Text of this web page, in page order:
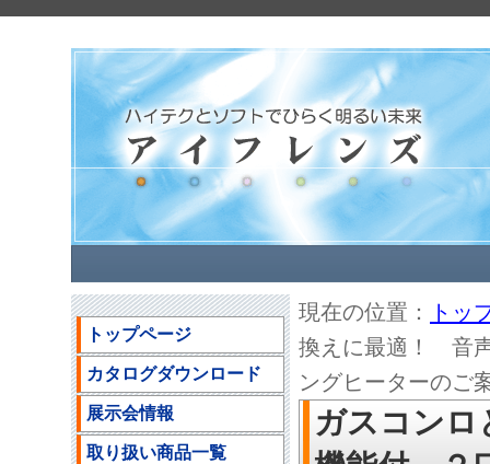
現在の位置：
トッ
換えに最適！ 音
ングヒーターのご
ガスコン
トップページ
カタログダウンロード
展示会情報
取り扱い商品一覧